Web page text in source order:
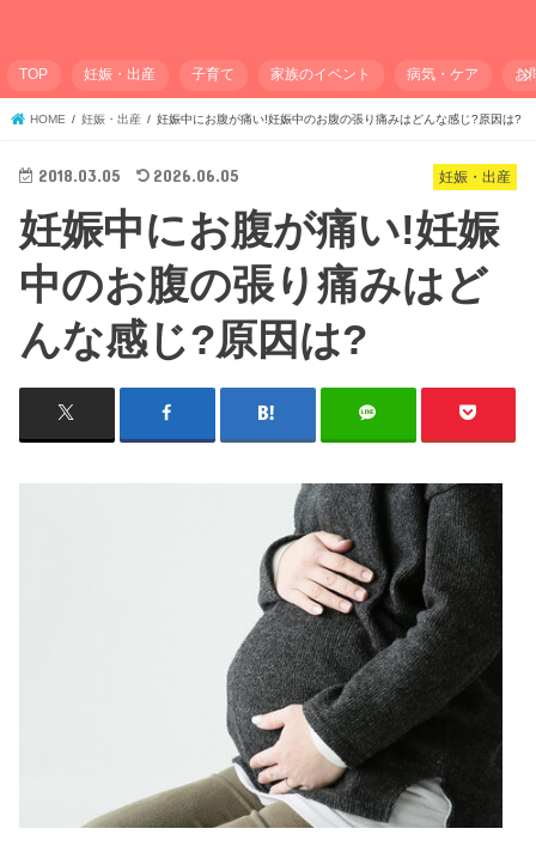
TOP 妊娠・出産 子育て 家族のイベント 病気・ケア お
HOME 妊娠・出産 妊娠中にお腹が痛い!妊娠中のお腹の張り痛みはどんな感じ?原因は?
妊娠・出産
2018.03.05 2026.06.05
妊娠中にお腹が痛い!妊娠
中のお腹の張り痛みはど
んな感じ?原因は?